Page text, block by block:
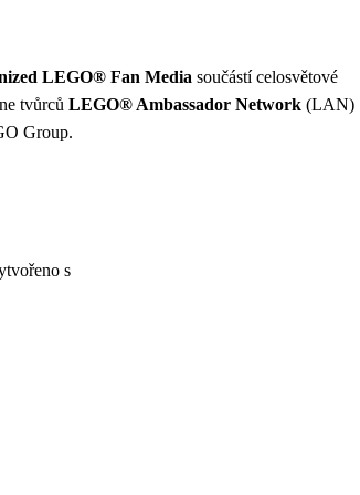
LEGO® Fan Media součástí celosvětové
tvůrců LEGO® Ambassador Network (LAN)
Group.
s